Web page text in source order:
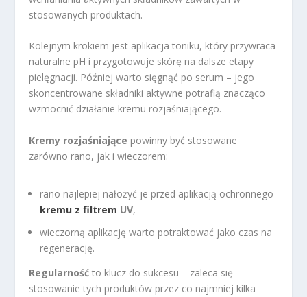
stosowanych produktach.
Kolejnym krokiem jest aplikacja toniku, który przywraca
naturalne pH i przygotowuje skórę na dalsze etapy
pielęgnacji. Później warto sięgnąć po serum – jego
skoncentrowane składniki aktywne potrafią znacząco
wzmocnić działanie kremu rozjaśniającego.
Kremy rozjaśniające powinny być stosowane
zarówno rano, jak i wieczorem:
rano najlepiej nałożyć je przed aplikacją ochronnego
kremu z filtrem UV,
wieczorną aplikację warto potraktować jako czas na
regenerację.
Regularność to klucz do sukcesu – zaleca się
stosowanie tych produktów przez co najmniej kilka